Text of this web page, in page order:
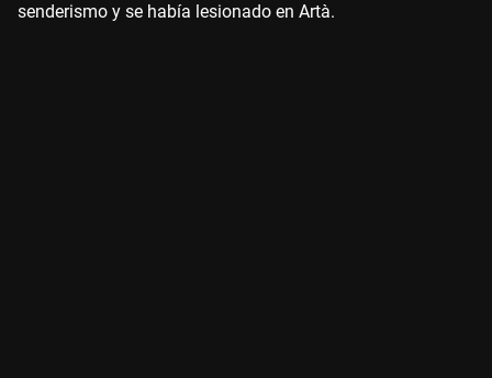
senderismo y se había lesionado en Artà.